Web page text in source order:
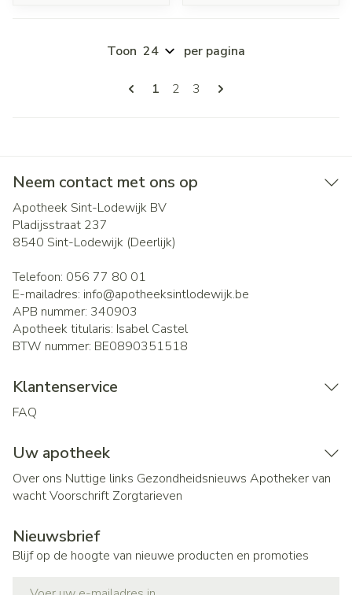
Pagina's
U lees momenteel pagina
1 Pagina
2 Pagina
3
Toon per pagina
Neem contact met ons op
Apotheek Sint-Lodewijk BV
Pladijsstraat 237
8540 Sint-Lodewijk (Deerlijk)
Telefoon: 056 77 80 01
E-mailadres: info@apotheeksintlodewijk.be
APB nummer: 340903
Apotheek titularis: Isabel Castel
BTW nummer: BE0890351518
Klantenservice
FAQ
Uw apotheek
Over ons Nuttige links Gezondheidsnieuws Apotheker van
wachtVoorschrift Zorgtarieven
Nieuwsbrief
Blijf op de hoogte van nieuwe producten en promoties